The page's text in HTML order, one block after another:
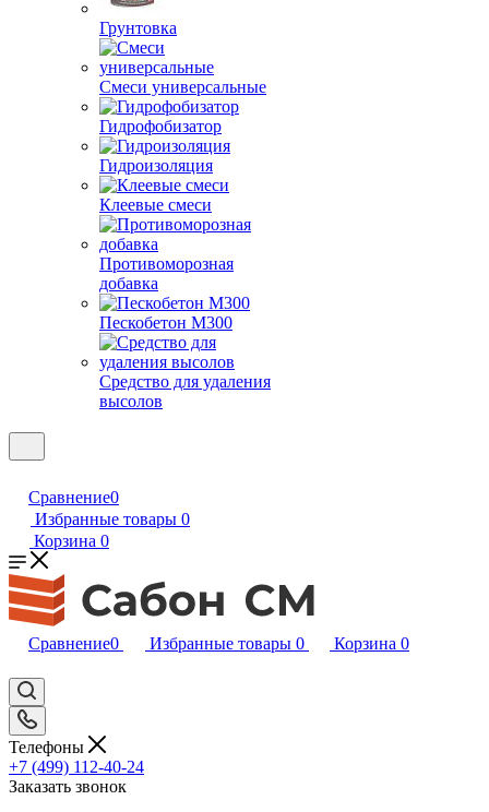
Грунтовка
Смеси универсальные
Гидрофобизатор
Гидроизоляция
Клеевые смеси
Противоморозная
добавка
Пескобетон М300
Средство для удаления
высолов
Сравнение0
Избранные товары 0
Корзина 0
Сравнение0 Избранные товары 0 Корзина 0
Телефоны
+7 (499) 112-40-24
Заказать звонок